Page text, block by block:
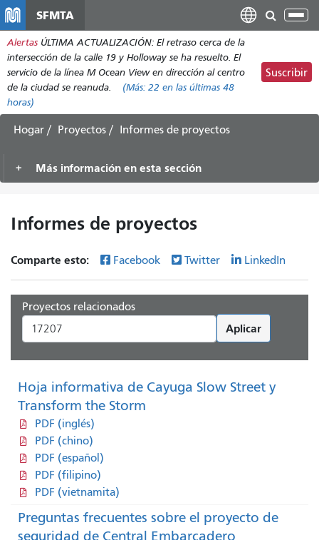
contenido
principal
SFMTA
Alertas ÚLTIMA ACTUALIZACIÓN: El retraso cerca de la
intersección de la calle 19 y Holloway se ha resuelto. El
servicio de la línea M Ocean View en dirección al centro
de la ciudad se reanuda.
(Más: 22 en las últimas 48
horas)
Suscribir
Hogar Proyectos Informes de proyectos
Más información en esta sección
Informes de proyectos
Comparte esto: Facebook Twitter LinkedIn
Proyectos relacionados
Aplicar
Hoja informativa de Cayuga Slow Street y
Transform the Storm
PDF (inglés)
PDF (chino)
PDF (español)
PDF (filipino)
PDF (vietnamita)
Preguntas frecuentes sobre el proyecto de
seguridad de Central Embarcadero